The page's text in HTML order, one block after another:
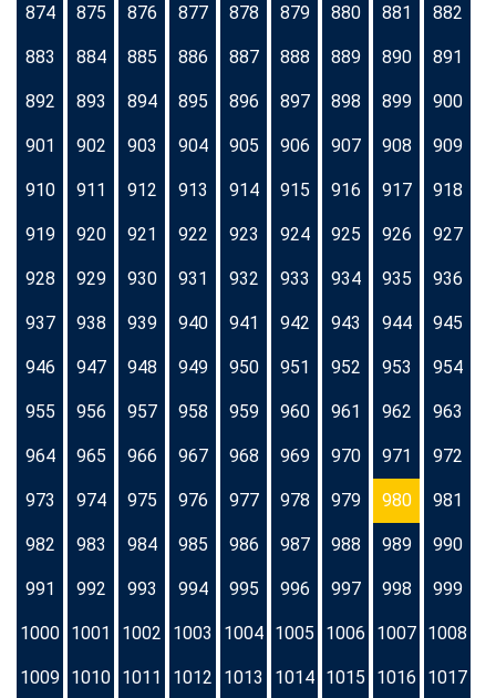
874 875 876 877 878 879 880 881 882
883 884 885 886 887 888 889 890 891
892 893 894 895 896 897 898 899 900
901 902 903 904 905 906 907 908 909
910 911 912 913 914 915 916 917 918
919 920 921 922 923 924 925 926 927
928 929 930 931 932 933 934 935 936
937 938 939 940 941 942 943 944 945
946 947 948 949 950 951 952 953 954
955 956 957 958 959 960 961 962 963
964 965 966 967 968 969 970 971 972
973 974 975 976 977 978 979 980 981
982 983 984 985 986 987 988 989 990
991 992 993 994 995 996 997 998 999
1000 1001 1002 1003 1004 1005 1006 1007 1008
1009 1010 1011 1012 1013 1014 1015 1016 1017